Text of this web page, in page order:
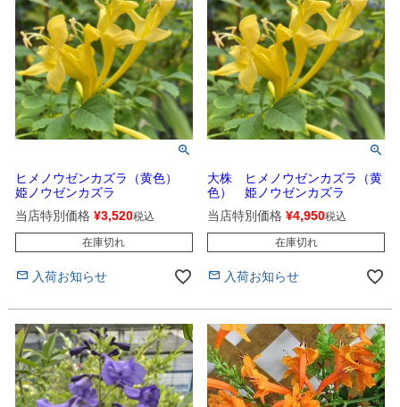
ヒメノウゼンカズラ（黄色）
姫ノウゼンカズラ
当店特別価格 ¥3,520税込
在庫切れ
入荷お知らせ
大株 ヒメノウゼンカズラ（黄
色） 姫ノウゼンカズラ
当店特別価格 ¥4,950税込
在庫切れ
入荷お知らせ